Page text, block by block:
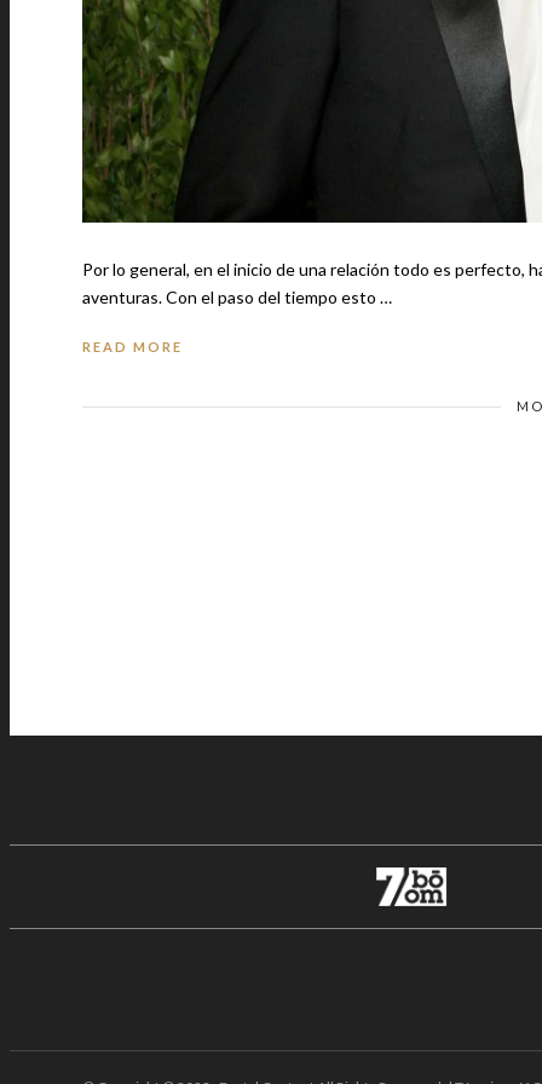
Por lo general, en el inicio de una relación todo es perfecto,
aventuras. Con el paso del tiempo esto …
READ MORE